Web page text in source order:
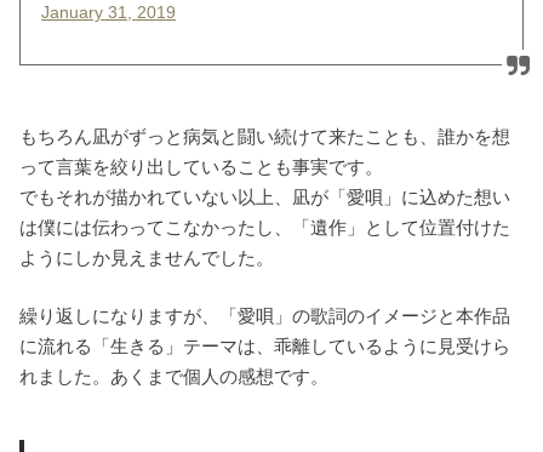
January 31, 2019
もちろん凪がずっと病気と闘い続けて来たことも、誰かを想
って言葉を絞り出していることも事実です。
でもそれが描かれていない以上、凪が「愛唄」に込めた想い
は僕には伝わってこなかったし、「遺作」として位置付けた
ようにしか見えませんでした。
繰り返しになりますが、「愛唄」の歌詞のイメージと本作品
に流れる「生きる」テーマは、乖離しているように見受けら
れました。あくまで個人の感想です。